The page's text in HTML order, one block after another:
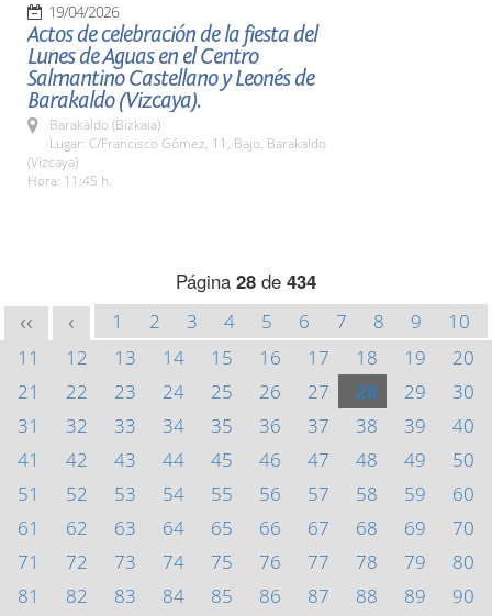
19/04/2026
Actos de celebración de la fiesta del
Lunes de Aguas en el Centro
Salmantino Castellano y Leonés de
Barakaldo (Vizcaya).
Barakaldo (Bizkaia)
Lugar: C/Francisco Gómez, 11, Bajo. Barakaldo
(Vizcaya)
Hora: 11:45 h.
Página 28 de 434
<< < 1 2 3 4 5 6 7 8 9
10
11
12 13 14 15 16 17 18 19
20
21
22 23 24 25 26 27 28 29
30
31
32 33 34 35 36 37 38 39
40
41
42 43 44 45 46 47 48 49
50
51
52 53 54 55 56 57 58 59
60
61
62 63 64 65 66 67 68 69
70
71
72 73 74 75 76 77 78 79
80
81
82 83 84 85 86 87 88 89
90